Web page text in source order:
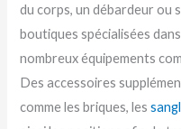
du corps, un débardeur ou
boutiques spécialisées
nombreux équipements
Des accessoires
comme les briques, les